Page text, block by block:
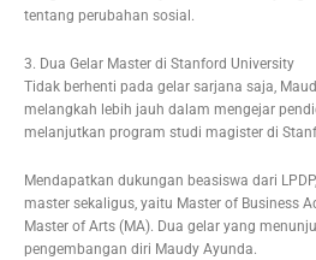
tentang perubahan sosial.
3. Dua Gelar Master di Stanford University
Tidak berhenti pada gelar sarjana saja,
melangkah lebih jauh dalam mengejar
melanjutkan program studi magister di
Mendapatkan dukungan beasiswa dari
master sekaligus, yaitu Master of Business
Master of Arts (MA). Dua gelar yang
pengembangan diri Maudy Ayunda.